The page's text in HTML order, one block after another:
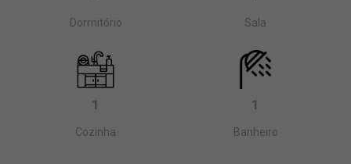
Dormitório Sala
1
Cozinha
1
Banheiro